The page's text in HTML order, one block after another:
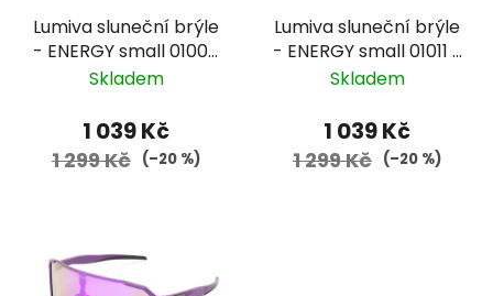
Lumiva sluneční brýle
- ENERGY small 01006
- černá, černé
Skladem
1 039 Kč
1 299 Kč (–20 %)
Lumiva sluneční brýle
- ENERGY small 01011 -
černá, modré zorníky
Skladem
1 039 Kč
1 299 Kč (–20 %)